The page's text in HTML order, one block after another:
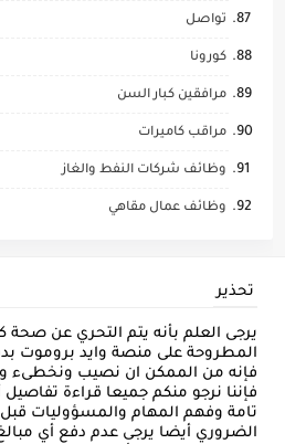
تواصل
كورونا
مرافقين كبار السن
مراقب كاميرات
وظائف شركات النفط والغاز
وظائف عمال مقاهي
تحذير
يرجى العلم بأنه يتم التحري عن صحة
المطروحة على منصة وايد بروموت
فإنه من الممكن ان نصيب ونخطىء
فإننا نرجو منكم جميعا قراءة
تامة وفهم المهام والمسؤوليات قبل
الضروري أيضا يرجى عدم دفع أي